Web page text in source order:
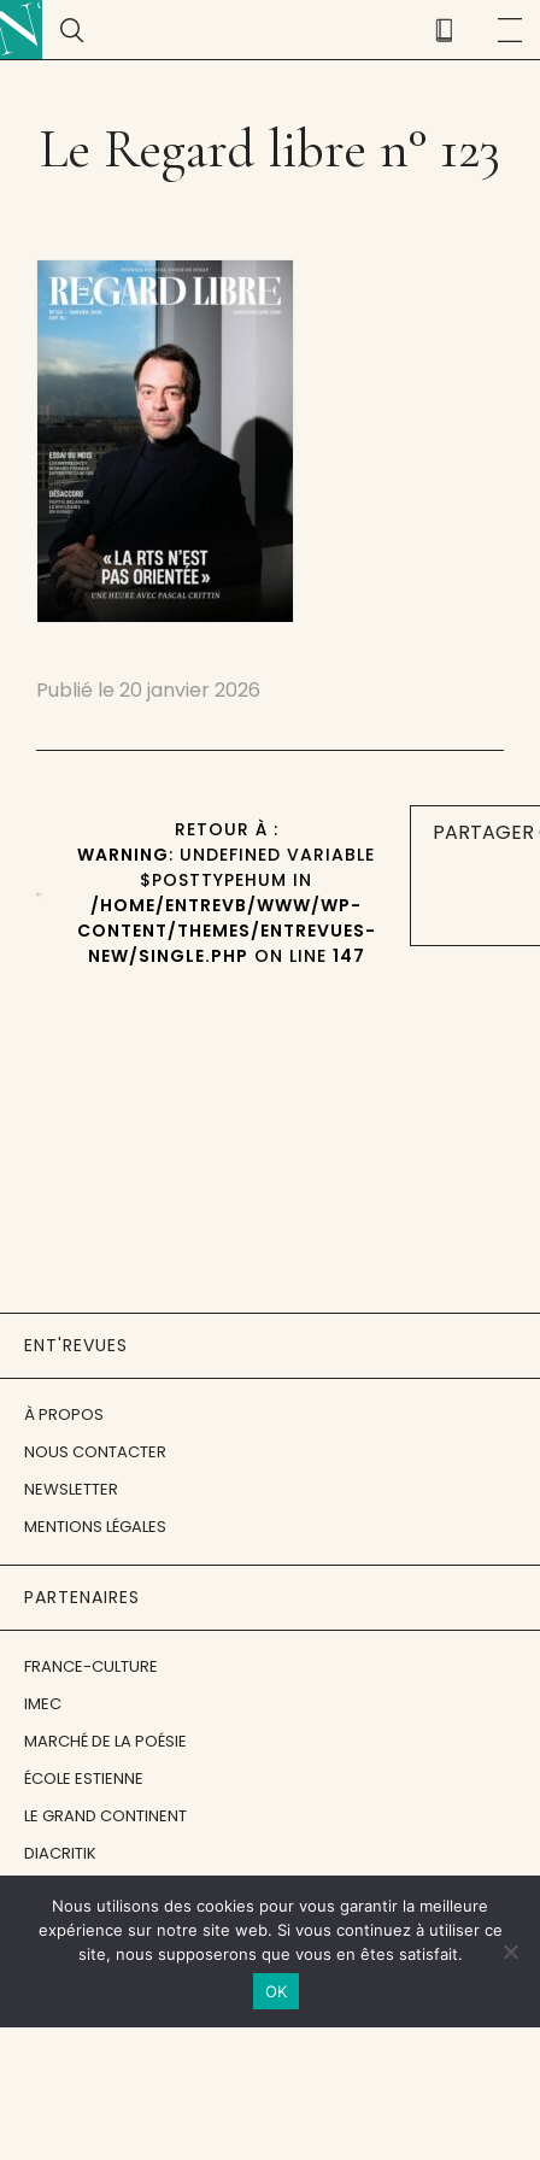
Le Regard libre n° 123
Publié le 20 janvier 2026
RETOUR À :
WARNING: UNDEFINED VARIABLE
$POSTTYPEHUM IN
/HOME/ENTREVB/WWW/WP-
CONTENT/THEMES/ENTREVUES-
NEW/SINGLE.PHP ON LINE 147
ENT'REVUES
À PROPOS
NOUS CONTACTER
NEWSLETTER
MENTIONS LÉGALES
PARTENAIRES
FRANCE-CULTURE
IMEC
MARCHÉ DE LA POÉSIE
ÉCOLE ESTIENNE
LE GRAND CONTINENT
DIACRITIK
NOS SOUTIENS
CENTRE NATIONAL DU LIVRE
Nous utilisons des cookies pour vous garantir la meilleure
expérience sur notre site web. Si vous continuez à utiliser ce
site, nous supposerons que vous en êtes satisfait.
OK